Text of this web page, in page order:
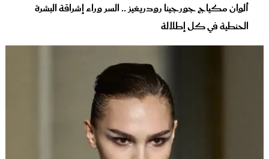
ألوان مكياج جورجينا رودريغيز .. السر وراء إشراقة البشرة
الحنطية في كل إطلالة